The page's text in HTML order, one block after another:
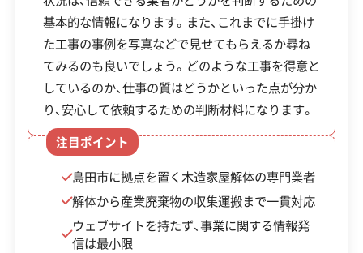
通学路沿道
ブロック塀
等の撤去
（重点）
上限26
万6千円
（費用の
2/3）
小学校敷地から300m以
内の通学路に面した危
険なブロック塀等
特定空き家
解体事業費
補助金
上限30
万円（費
用の4/
5）
市から「特定空き家」と
して認定された建物（家
財道具の処分費は対象
外）
SNS SNSを見る
許可番号
【建設業許可】
静岡県知事：第003355号
【宅地建物取引業許可】
【産業廃棄物収集運搬業許可】
静岡県知事：第02201162002号
全部見る
この解体業者の特徴
企業経
験・規模
創業30年以上 公共工事の経験
情報や過去の実績については、直接問い合わせて確
認する必要があります。
基本的な情報になります。また、これまでに手掛け
た工事の事例を写真などで見せてもらえるか尋ね
てみるのも良いでしょう。どのような工事を得意と
しているのか、仕事の質はどうかといった点が分か
り、安心して依頼するための判断材料になります。
注目ポイント
島田市に拠点を置く木造家屋解体の専門業者
解体から産業廃棄物の収集運搬まで一貫対応
ウェブサイトを持たず、事業に関する情報発
信は最小限